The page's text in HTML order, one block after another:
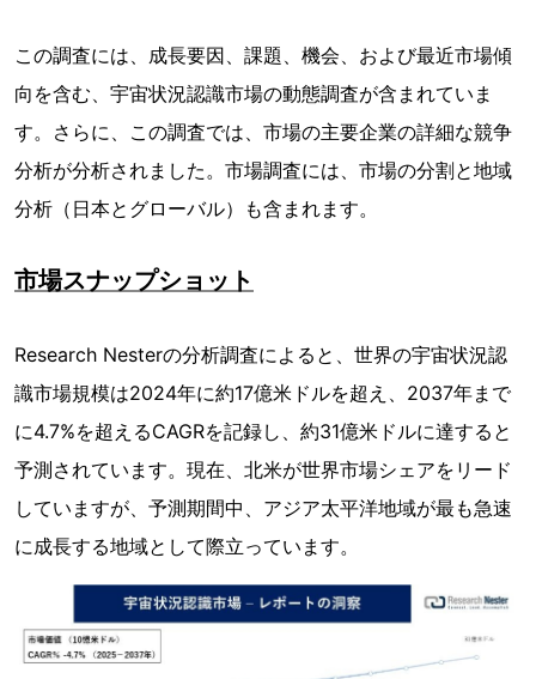
この調査には、成長要因、課題、機会、および最近市場傾
向を含む、宇宙状況認識市場の動態調査が含まれていま
す。さらに、この調査では、市場の主要企業の詳細な競争
分析が分析されました。市場調査には、市場の分割と地域
分析（日本とグローバル）も含まれます。
市場スナップショット
Research Nesterの分析調査によると、世界の宇宙状況認
識市場規模は2024年に約17億米ドルを超え、2037年まで
に4.7%を超えるCAGRを記録し、約31億米ドルに達すると
予測されています。現在、北米が世界市場シェアをリード
していますが、予測期間中、アジア太平洋地域が最も急速
に成長する地域として際立っています。